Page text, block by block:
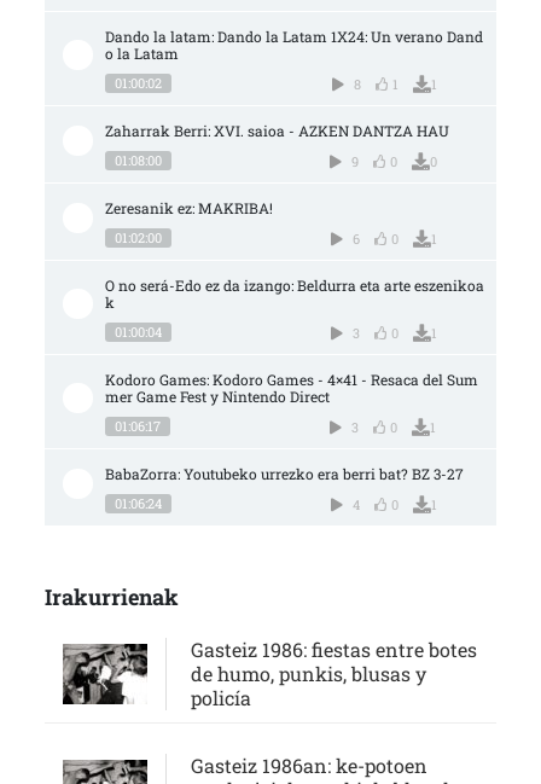
Dando la latam: Dando la Latam 1X24: Un verano Dand
o la Latam
01:00:02 8 1 1
Zaharrak Berri: XVI. saioa - AZKEN DANTZA HAU
01:08:00 9 0 0
Zeresanik ez: MAKRIBA!
01:02:00 6 0 1
O no será-Edo ez da izango: Beldurra eta arte eszenikoa
k
01:00:04 3 0 1
Kodoro Games: Kodoro Games - 4×41 - Resaca del Sum
mer Game Fest y Nintendo Direct
01:06:17 3 0 1
BabaZorra: Youtubeko urrezko era berri bat? BZ 3-27
01:06:24 4 0 1
Irakurrienak
Gasteiz 1986: fiestas entre botes
de humo, punkis, blusas y
policía
Gasteiz 1986an: ke-potoen